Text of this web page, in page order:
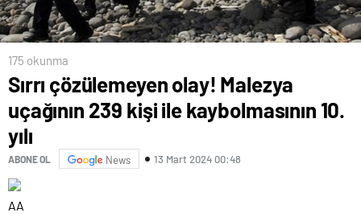
175 okunma
Sırrı çözülemeyen olay! Malezya
uçağının 239 kişi ile kaybolmasının 10.
yılı
ABONE OL News 13 Mart 2024 00:48
AA